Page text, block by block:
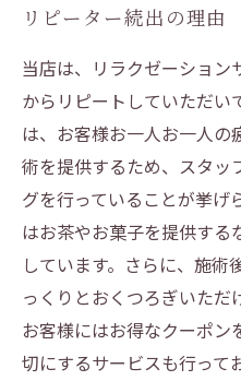
リピーター続出の理由
当店は、リラクゼーション
からリピートしていただい
は、お客様お一人お一人
術を提供するため、スタッ
グを行っていることが挙げ
はお茶やお菓子を提供する
しています。さらに、施術
っくりとおくつろぎいただ
お客様にはお得なクーポン
切にするサービスも行って